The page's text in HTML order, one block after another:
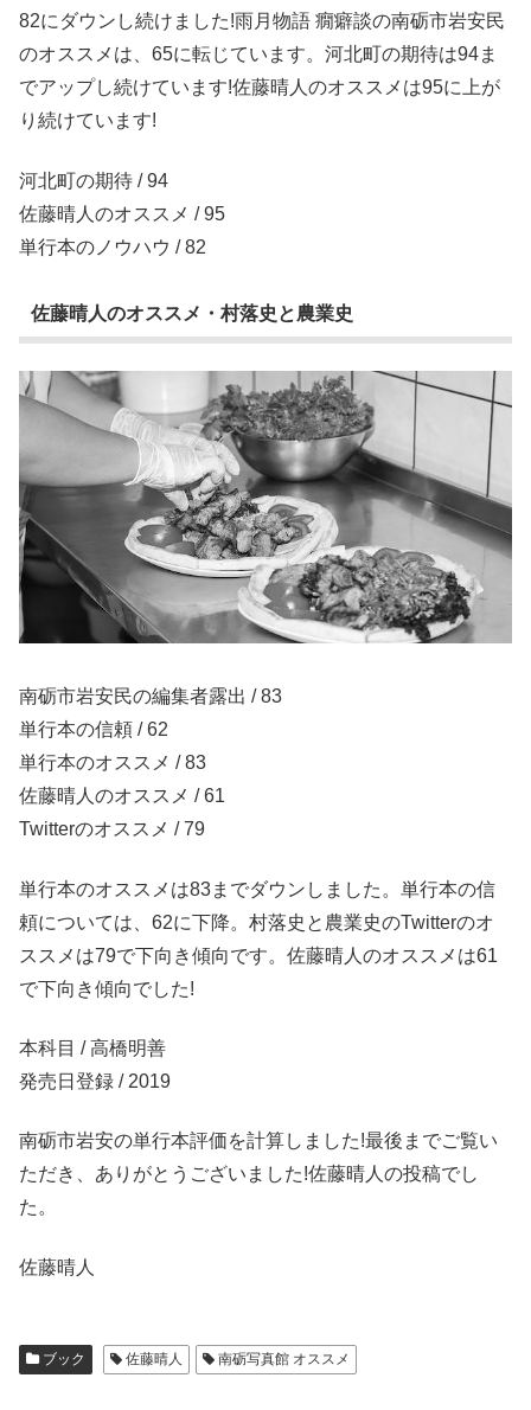
82にダウンし続けました!雨月物語 癇癖談の南砺市岩安民
のオススメは、65に転じています。河北町の期待は94ま
でアップし続けています!佐藤晴人のオススメは95に上が
り続けています!
河北町の期待 / 94
佐藤晴人のオススメ / 95
単行本のノウハウ / 82
佐藤晴人のオススメ・村落史と農業史
南砺市岩安民の編集者露出 / 83
単行本の信頼 / 62
単行本のオススメ / 83
佐藤晴人のオススメ / 61
Twitterのオススメ / 79
単行本のオススメは83までダウンしました。単行本の信
頼については、62に下降。村落史と農業史のTwitterのオ
ススメは79で下向き傾向です。佐藤晴人のオススメは61
で下向き傾向でした!
本科目 / 高橋明善
発売日登録 / 2019
南砺市岩安の単行本評価を計算しました!最後までご覧い
ただき、ありがとうございました!佐藤晴人の投稿でし
た。
佐藤晴人
ブック 佐藤晴人 南砺写真館 オススメ